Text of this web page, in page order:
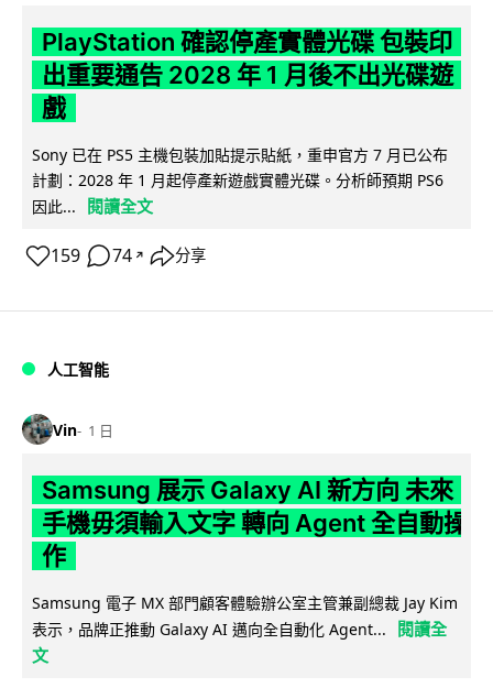
PlayStation 確認停產實體光碟 包裝印
出重要通告 2028 年 1 月後不出光碟遊
戲
Sony 已在 PS5 主機包裝加貼提示貼紙，重申官方 7 月已公布
計劃：2028 年 1 月起停產新遊戲實體光碟。分析師預期 PS6
因此...
閱讀全文
159 74 ↗ 分享
人工智能
Vin 1 日
Samsung 展示 Galaxy AI 新方向 未來
手機毋須輸入文字 轉向 Agent 全自動操
作
Samsung 電子 MX 部門顧客體驗辦公室主管兼副總裁 Jay Kim
表示，品牌正推動 Galaxy AI 邁向全自動化 Agent...
閱讀全
文